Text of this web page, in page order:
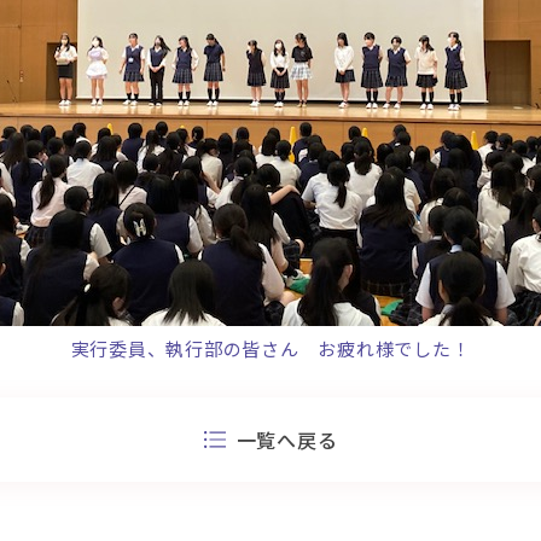
実行委員、執行部の皆さん お疲れ様でした！
一覧へ戻る